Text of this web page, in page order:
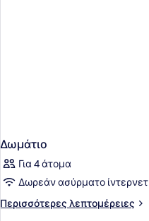
Δωμάτιο
Για 4 άτομα
Δωρεάν ασύρματο ίντερνετ
Περισσότερες λεπτομέρειες
Περισσότερες